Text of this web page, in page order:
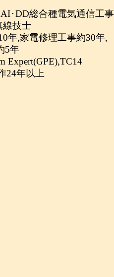
･DD総合種電気通信工事
線技士
年,家電修理工事約30年,
5年
Expert(GPE),TC14
24年以上